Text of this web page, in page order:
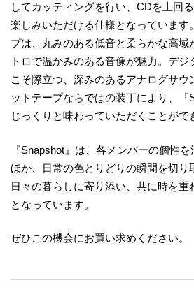
してカッティングを行い、CDを上回
楽しみいただける仕様となっています
プは、丸みのある低音と柔らかな高域
トロで温かみのある音像が魅力。デジ
こそ際立つ、深みのあるアナログサウ
ットテープならではの装丁により、『
じっくりと味わっていただくことがで
『Snapshot』は、各メンバーの個性
ほか、日常の色とりどりの瞬間を切り
日々の暮らしに寄り添い、共に時を重
となっています。
ぜひこの機会にお買い求めください。